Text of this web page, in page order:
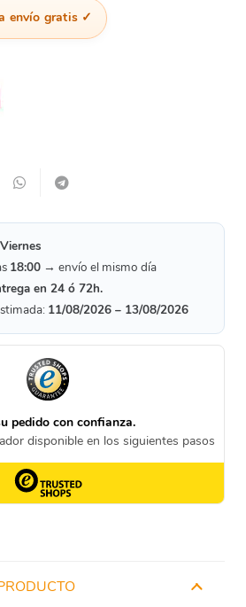
envío gratis
18:00 → envío el mismo día
en 24 ó 72h.
11/08/2026 – 13/08/2026